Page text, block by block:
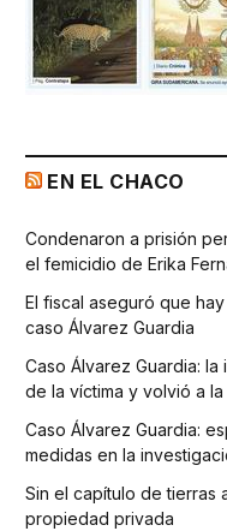
EN EL CHACO
Condenaron a prisión
el femicidio de Erika
El fiscal aseguró que
caso Álvarez Guardia
Caso Álvarez Guardia:
de la víctima y volvió a la
Caso Álvarez Guardia:
medidas en la
Sin el capítulo de tierras
propiedad privada